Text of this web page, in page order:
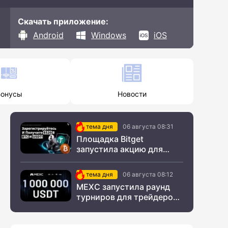
Скачать приложение:
Android
Windows iOS
Новости
тема дня 06 августа 08:31
Площадка Bitget
запустила акцию для
СНГтема дня 06 августа 08:12
MEXC запустила раунд
турниров для трейдеров